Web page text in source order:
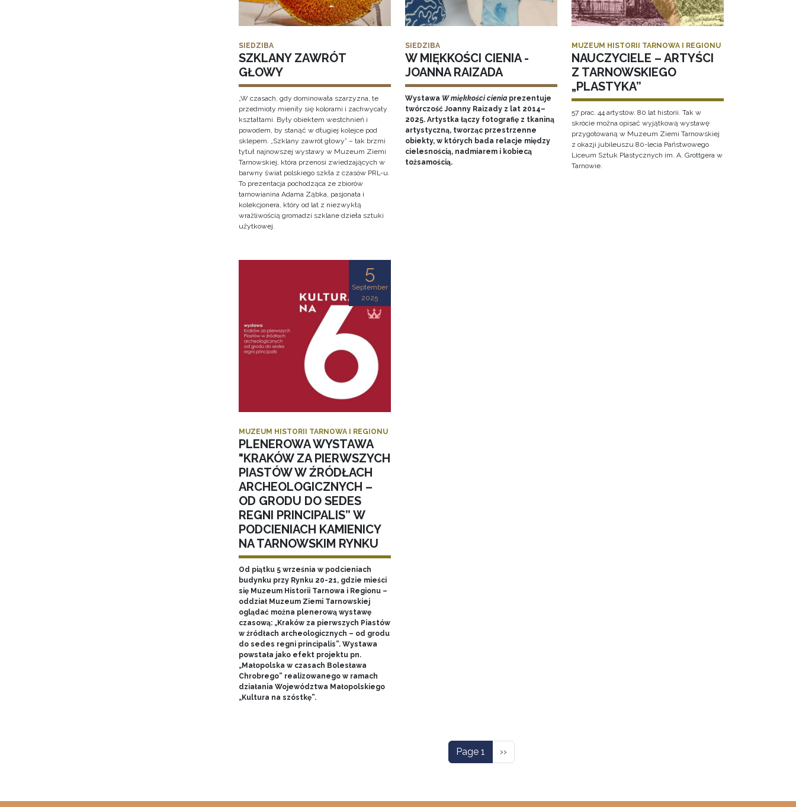
SIEDZIBA
SZKLANY ZAWRÓT
GŁOWY
„W czasach, gdy dominowała szarzyzna, te
przedmioty mieniły się kolorami i zachwycały
kształtami. Były obiektem westchnień i
powodem, by stanąć w długiej kolejce pod
sklepem. „Szklany zawrót głowy” – tak brzmi
tytuł najnowszej wystawy w Muzeum Ziemi
Tarnowskiej, która przenosi zwiedzających w
barwny świat polskiego szkła z czasów PRL-u.
To prezentacja pochodząca ze zbiorów
tarnowianina Adama Ząbka, pasjonata i
kolekcjonera, który od lat z niezwykłą
wrażliwością gromadzi szklane dzieła sztuki
użytkowej.
SIEDZIBA
W MIĘKKOŚCI CIENIA -
JOANNA RAIZADA
Wystawa W miękkości cieniaprezentuje
twórczość Joanny Raizady z lat 2014–
2025. Artystka łączy fotografię z tkaniną
artystyczną, tworząc przestrzenne
obiekty, w których bada relacje między
cielesnością, nadmiarem i kobiecą
tożsamością.
MUZEUM HISTORII TARNOWA I REGIONU
NAUCZYCIELE – ARTYŚCI
Z TARNOWSKIEGO
„PLASTYKA”
57 prac. 44 artystów. 80 lat historii. Tak w
skrócie można opisać wyjątkową wystawę
przygotowaną w Muzeum Ziemi Tarnowskiej
z okazji jubileuszu 80-lecia Państwowego
Liceum Sztuk Plastycznych im. A. Grottgera w
Tarnowie.
5
September
2025
MUZEUM HISTORII TARNOWA I REGIONU
PLENEROWA WYSTAWA
"KRAKÓW ZA PIERWSZYCH
PIASTÓW W ŹRÓDŁACH
ARCHEOLOGICZNYCH –
OD GRODU DO SEDES
REGNI PRINCIPALIS” W
PODCIENIACH KAMIENICY
NA TARNOWSKIM RYNKU
Od piątku 5 września w podcieniach
budynku przy Rynku 20-21, gdzie mieści
się Muzeum Historii Tarnowa i Regionu –
oddział Muzeum Ziemi Tarnowskiej
oglądać można plenerową wystawę
czasową: „Kraków za pierwszych Piastów
w źródłach archeologicznych – od grodu
do sedes regni principalis”. Wystawa
powstała jako efekt projektu pn.
„Małopolska w czasach Bolesława
Chrobrego” realizowanego w ramach
działania Województwa Małopolskiego
„Kultura na szóstkę”.
Page 1 Next page
››